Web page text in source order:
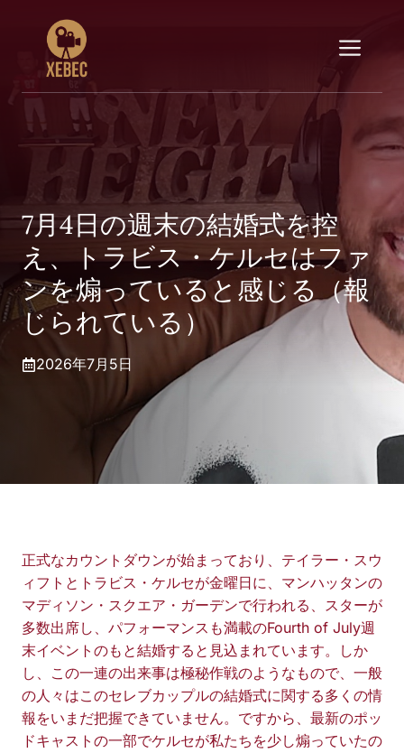
メ
ニ
ュ
ー
7月4日の週末の結婚式を控
え、トラビス・ケルセはファ
ンを煽っていると感じる（報
じられている）
2026年7月5日
正式なカウントダウンが始まっており、テイラー・スウ
ィフトとトラビス・ケルセが金曜日に、マンハッタンの
マディソン・スクエア・ガーデンで行われる、スターが
多数出席し、パフォーマンスも満載のFourth of July週
末イベントのもと結婚すると見込まれています。しか
し、この一連の出来事は極秘作戦のようなもので、一般
の人々はこのセレブカップルの結婚式に関する多くの情
報をいまだ把握できていません。ですから、最新のポッ
ドキャストの一部でケルセが私たちを少し煽っていたの